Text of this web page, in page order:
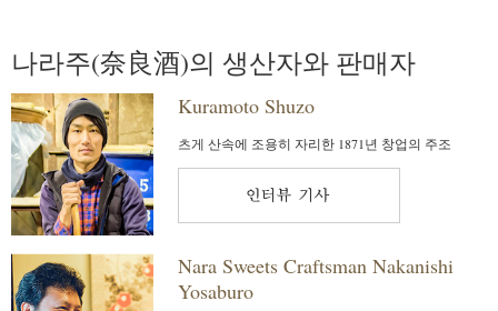
나라주(奈良酒)의 생산자와 판매자
Kuramoto Shuzo
츠게 산속에 조용히 자리한 1871년 창업의 주조
Nara Sweets Craftsman Nakanishi
Yosaburo